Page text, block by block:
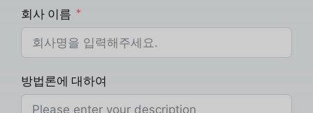
회사 이름
방법론에 대하여